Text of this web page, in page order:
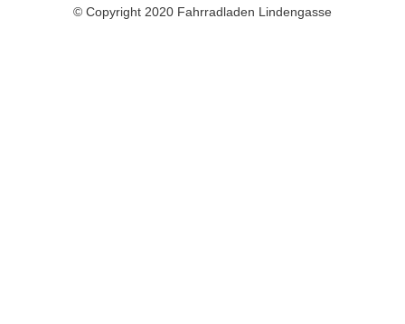
© Copyright 2020 Fahrradladen Lindengasse